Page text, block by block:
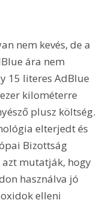
nem kevés, de a
ára nem
15 literes AdBlue
kilométerre
plusz költség.
elterjedt és
Bizottság
mutatják, hogy
használva jó
elleni